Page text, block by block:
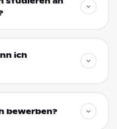
ich
bewerben?